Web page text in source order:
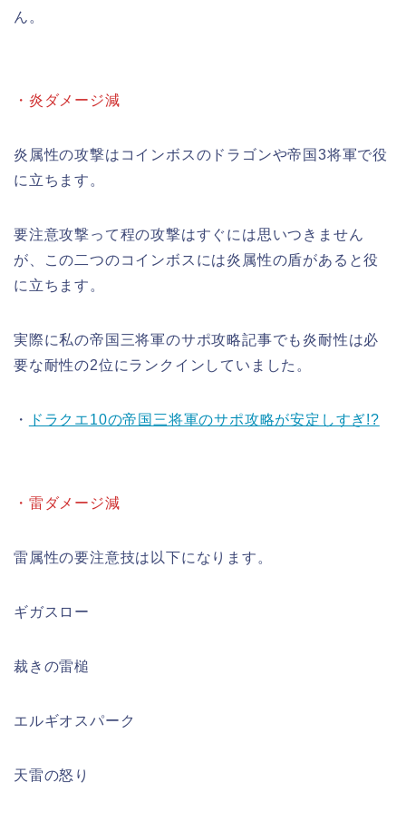
ん。
・炎ダメージ減
炎属性の攻撃はコインボスのドラゴンや帝国3将軍で役
に立ちます。
要注意攻撃って程の攻撃はすぐには思いつきません
が、この二つのコインボスには炎属性の盾があると役
に立ちます。
実際に私の帝国三将軍のサポ攻略記事でも炎耐性は必
要な耐性の2位にランクインしていました。
・ ドラクエ10の帝国三将軍のサポ攻略が安定しすぎ!?
・雷ダメージ減
雷属性の要注意技は以下になります。
ギガスロー
裁きの雷槌
エルギオスパーク
天雷の怒り